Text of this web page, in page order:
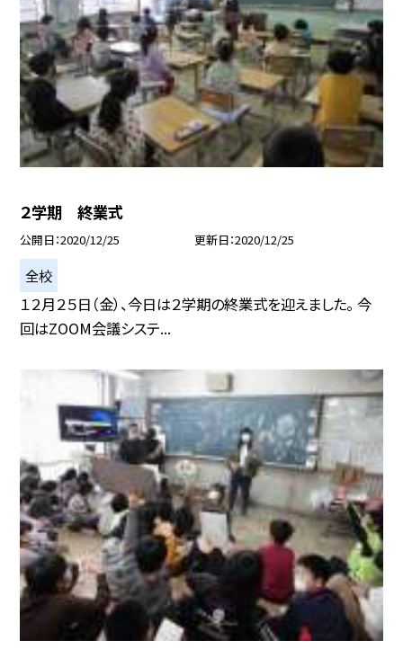
２学期 終業式
公開日 2020/12/25 更新日 2020/12/25
全校
１２月２５日（金）、今日は２学期の終業式を迎えました。 今
回はZOOM会議システ...